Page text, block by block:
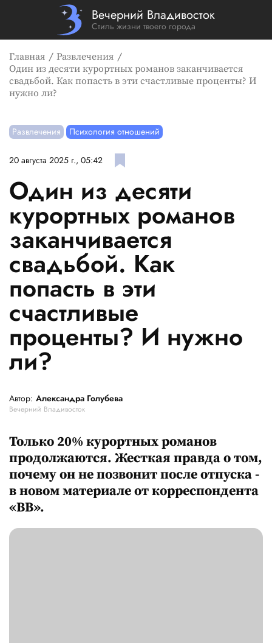
Вечерний Владивосток
Стиль жизни твоего города
Главная
Развлечения
Один из десяти курортных романов заканчивается
свадьбой. Как попасть в эти счастливые проценты? И
нужно ли?
Развлечения Психология отношений
20 августа 2025 г., 05:42
Один из десяти
курортных романов
заканчивается
свадьбой. Как
попасть в эти
счастливые
проценты? И нужно
ли?
Автор: Александра Голубева
Вечерний Владивосток
Только 20% курортных романов
продолжаются. Жесткая правда о том,
почему он не позвонит после отпуска -
в новом материале от корреспондента
«ВВ».